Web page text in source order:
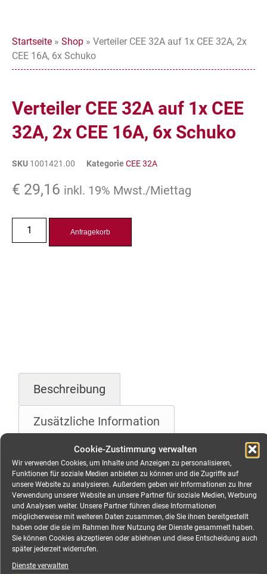
Cookie-Zustimmung verwalten
Wir verwenden Cookies, um Inhalte und Anzeigen zu personalisieren,
Funktionen für soziale Medien anbieten zu können und die Zugriffe auf
unsere Website zu analysieren. Außerdem geben wir Informationen zu Ihrer
Verwendung unserer Website an unsere Partner für soziale Medien, Werbung
und Analysen weiter. Unsere Partner führen diese Informationen
möglicherweise mit weiteren Daten zusammen, die Sie ihnen bereitgestellt
haben oder die sie im Rahmen Ihrer Nutzung der Dienste gesammelt haben.
Sie können Cookies akzeptieren oder ablehnen und diese Entscheidung auch
später jederzeit widerrufen.
Dienste verwalten
Startseite » Shop » Verteiler CEE 32A auf 1x CEE 32A, 2x
CEE 16A, 6x Schuko
Verteiler CEE 32A auf 1x CEE
32A, 2x CEE 16A, 6x Schuko
SKU 1001421.00 KategorieCEE 32A
€ 29,16 inkl. 19% Mwst./Miettag
Anfragekorb
Beschreibung
Zusätzliche Information
Beschreibung
Verteiler CEE 32A auf 1x
CEE 32A, 2x CEE 16A, 6x
Schuko mieten
Robuster Event-Stromverteiler für Messe, Event,